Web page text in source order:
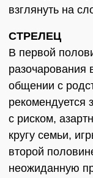
взглянуть на
СТРЕЛЕЦ
В первой
разочарования
общении с
рекомендуется
с риском,
кругу семьи,
второй
неожиданную